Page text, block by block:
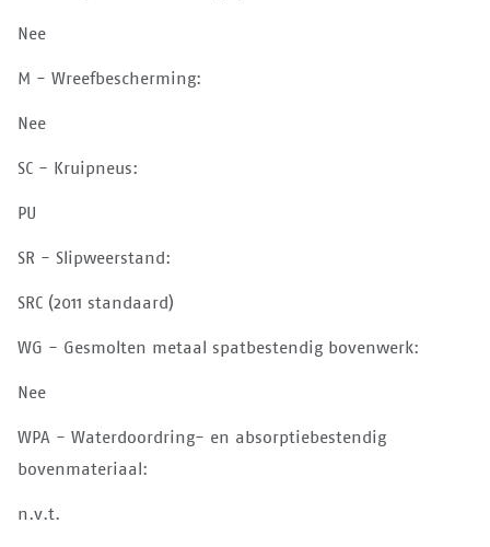
Nee
M - Wreefbescherming:
Nee
SC - Kruipneus:
PU
SR - Slipweerstand:
SRC (2011 standaard)
WG - Gesmolten metaal spatbestendig bovenwerk:
Nee
WPA - Waterdoordring- en absorptiebestendig
bovenmateriaal:
n.v.t.